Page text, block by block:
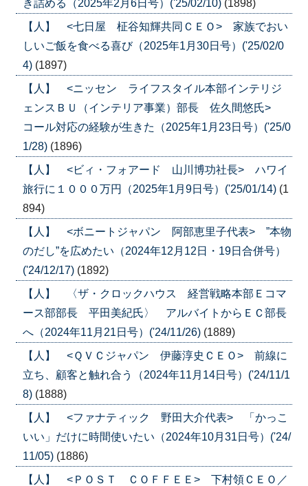
き詰める（2025年2月6日号）('25/02/10) (1898)
【人】 <七日屋 柾谷知輝共同ＣＥＯ> 家族でおい
しいご飯を食べる喜び（2025年1月30日号）('25/02/0
4) (1897)
【人】 <ニッセン ライフスタイル本部インテリジ
ェンスＢＵ（インテリア事業）部長 佐久間悠氏>
コール対応の経験が生きた（2025年1月23日号）('25/0
1/28) (1896)
【人】 <ビィ・フォアード 山川博功社長> ハワイ
旅行に１０００万円（2025年1月9日号）('25/01/14) (1
894)
【人】 <ボニートジャパン 阿部恵里子代表> ”本物
のだし”を広めたい（2024年12月12日・19日合併号）
('24/12/17) (1892)
【人】 〈ザ・クロックハウス 経営戦略本部Ｅコマ
ース部部長 平田美紀氏〉 アルバイトからＥＣ部長
へ（2024年11月21日号）('24/11/26) (1889)
【人】 <ＱＶＣジャパン 伊藤淳史ＣＥＯ> 前線に
立ち、顧客と触れ合う（2024年11月14日号）('24/11/1
8) (1888)
【人】 <ファナティック 野田大介代表> 「かっこ
いい」だけに時間使いたい（2024年10月31日号）('24/
11/05) (1886)
【人】 <ＰＯＳＴ ＣＯＦＦＥＥ> 下村領ＣＥＯ／